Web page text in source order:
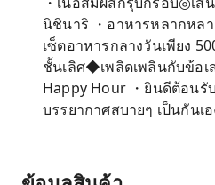
นิชินาริ ・อาหารหลากหล
เซ็ตอาหารกลางวันเพียง
ชั้นเลิศ◆เพลิดเพลินกับข้อเ
Happy Hour ・ยินดีต้อน
บรรยากาศสบายๆ เป็นกันเอ